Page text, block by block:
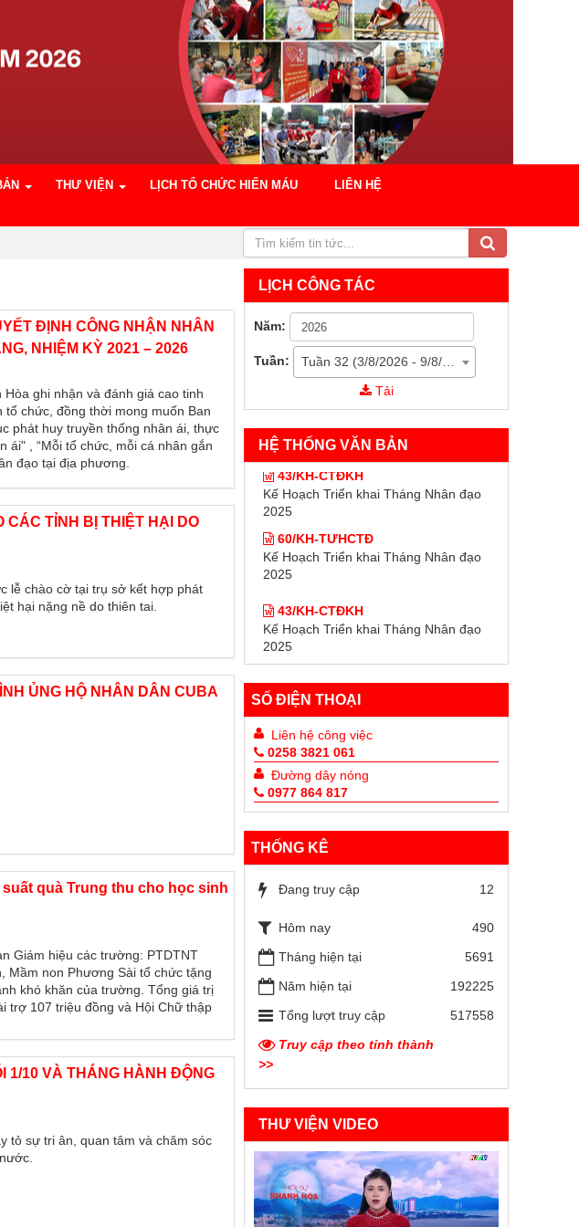
THƯ VIỆN LỊCH TỔ CHỨC HIẾN MÁU LIÊN HỆ
ĐỊNH CÔNG NHẬN NHÂN
NHIỆM KỲ 2021 – 2026
ghi nhận và đánh giá cao tinh
chức, đồng thời mong muốn Ban
phát huy truyền thống nhân ái, thực
ái" , “Mỗi tổ chức, mỗi cá nhân gắn
đạo tại địa phương.
CÁC TỈNH BỊ THIỆT HẠI DO
lễ chào cờ tại trụ sở kết hợp phát
hại nặng nề do thiên tai.
ỦNG HỘ NHÂN DÂN CUBA
quà Trung thu cho học sinh
Giám hiệu các trường: PTDTNT
Mầm non Phương Sài tổ chức tặng
khó khăn của trường. Tổng giá trị
trợ 107 triệu đồng và Hội Chữ thập
1/10 VÀ THÁNG HÀNH ĐỘNG
tỏ sự tri ân, quan tâm và chăm sóc
LỊCH CÔNG TÁC
Năm:
Tuần:
Tải
HỆ THỐNG VĂN BẢN
43/KH-CTĐKH
Kế Hoạch Triển khai Tháng Nhân đạo
2025
Kế Hoạch Triển khai Tháng Nhân đạo
2025
Kế Hoạch Triển khai Tháng Nhân đạo
2025
60/KH-TƯHCTĐ
Kế Hoạch Triển khai Tháng Nhân đạo
2025
SỐ ĐIỆN THOẠI
Liên hệ công việc
0258 3821 061
Đường dây nóng
0977 864 817
THỐNG KÊ
Đang truy cập 12
Hôm nay
490
Tháng hiện tại
5691
Năm hiện tại
192225
Tổng lượt truy cập
517558
Truy cập theo tỉnh thành
>>
THƯ VIỆN VIDEO